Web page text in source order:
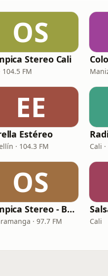
OS
Stereo Cali
104.5 FM
EE
Estéreo
· 104.3 FM Cali
OS
Olímpica Stereo - Bucaramanga
· 97.7 FM Cali